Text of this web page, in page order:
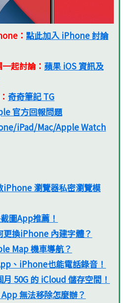
： 點此加入 iPhone 討論
起討論： 蘋果 iOS 資訊及
奇奇筆記 TG
官方回報問題
iPad/Mac/Apple Watch
iPhone 瀏覽器私密瀏覽模
圖App推薦！
更換iPhone 內建字體？
Map 機車導航？
、iPhone也能電話錄音！
月 50G 的 iCloud 儲存空間！
無法移除怎麼辦？